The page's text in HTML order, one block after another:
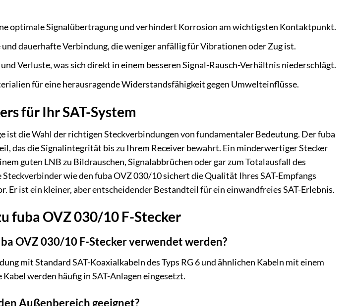
optimale Signalübertragung und verhindert Korrosion am wichtigsten Kontaktpunkt.
dauerhafte Verbindung, die weniger anfällig für Vibrationen oder Zug ist.
Verluste, was sich direkt in einem besseren Signal-Rausch-Verhältnis niederschlägt.
für eine herausragende Widerstandsfähigkeit gegen Umwelteinflüsse.
für Ihr SAT-System
ist die Wahl der richtigen Steckverbindungen von fundamentaler Bedeutung. Der fuba
das die Signalintegrität bis zu Ihrem Receiver bewahrt. Ein minderwertiger Stecker
guten LNB zu Bildrauschen, Signalabbrüchen oder gar zum Totalausfall des
wie den fuba OVZ 030/10 sichert die Qualität Ihres SAT-Empfangs
Er ist ein kleiner, aber entscheidender Bestandteil für ein einwandfreies SAT-Erlebnis.
fuba OVZ 030/10 F-Stecker
OVZ 030/10 F-Stecker verwendet werden?
mit Standard SAT-Koaxialkabeln des Typs RG 6 und ähnlichen Kabeln mit einem
werden häufig in SAT-Anlagen eingesetzt.
Außenbereich geeignet?